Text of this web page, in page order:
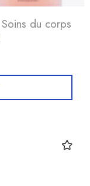
Soins du corps